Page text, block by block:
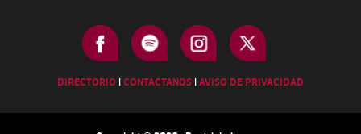
DIRECTORIO |CONTACTANOS |AVISO DE PRIVACIDAD